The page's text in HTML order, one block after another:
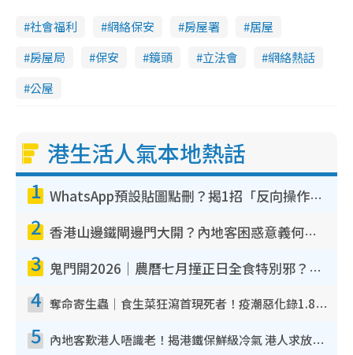
社會福利 網絡保安 房屋署
居屋
房屋局
保安 鏡頭 立法會
網絡熱話
公屋
港生活人氣本地熱話
1 WhatsApp預設貼圖點刪？揭1招「反向操作」還原簡潔介面 附3步實測教學
2 香港山邊鐵閘邊門大開？內地客困惑意義何在！網民神回覆：呢種叫法理性防禦
3 鬼門開2026｜農曆七月撞正日全食特別邪？專家警告切忌做一事！揭4大禁忌+2招保平安
4 奪命寄生蟲｜食生菜狂瀉首現死者！疫潮惡化錄1.8萬宗病例 揭洗菜3大謬誤
5 內地客歎港人唔識老！揭港鐵保鮮級冷氣 港人求放過：咪投訴